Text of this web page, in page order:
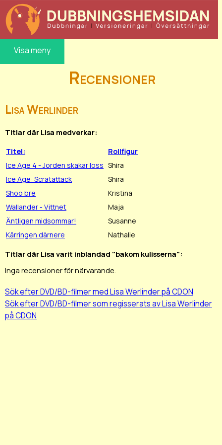
Visa meny
Recensioner
Lisa Werlinder
Titlar där Lisa medverkar:
Titel:
Rollfigur
Ice Age 4 - Jorden skakar loss Shira
Ice Age: Scratattack
Shira
Shoo bre
Kristina
Wallander - Vittnet
Maja
Äntligen midsommar!
Susanne
Kärringen därnere
Nathalie
Titlar där Lisa varit inblandad "bakom kulisserna":
Inga recensioner för närvarande.
Sök efter DVD/BD-filmer med Lisa Werlinder på CDON
Sök efter DVD/BD-filmer som regisserats av Lisa Werlinder
på CDON